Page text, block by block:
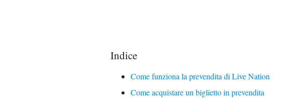
Indice
Come funziona la prevendita di Live Nation
Come acquistare un biglietto in prevendita